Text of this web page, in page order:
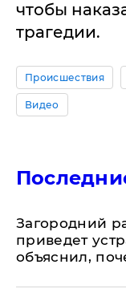
чтобы
трагедии.
Происшествия
Видео
Загородний
приведет
объяснил,